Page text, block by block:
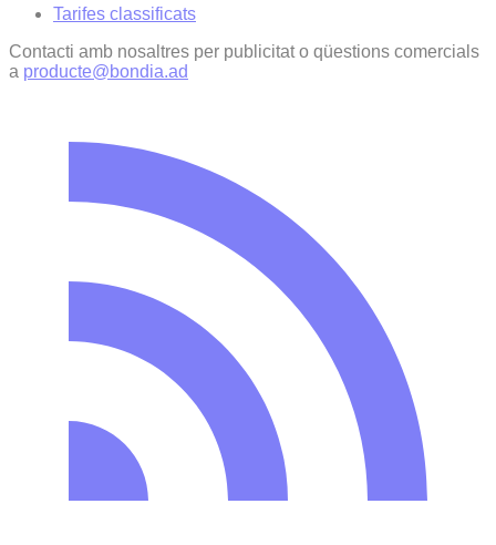
Tarifes classificats
Contacti amb nosaltres per publicitat o qüestions comercials
a producte@bondia.ad